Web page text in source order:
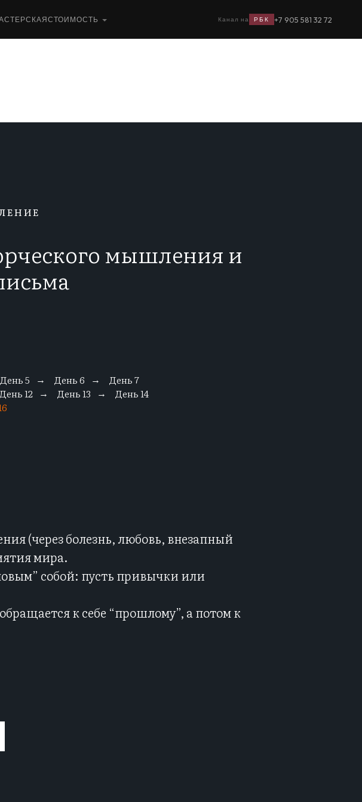
СТОИМОСТЬ Канал на РБК +7 905 581 32 72
мышления и
День 5 → День 6 →
День 7
День 12 → День 13 →
День 14
(через болезнь, любовь, внезапный
мира.
собой: пусть привычки или
к себе “прошлому”, а потом к